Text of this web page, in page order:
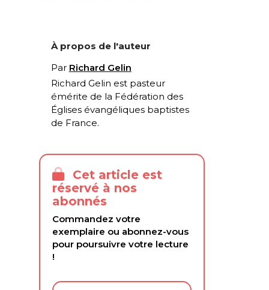
À propos de l'auteur
Par Richard Gelin
Richard Gelin est pasteur
émérite de la Fédération des
Églises évangéliques baptistes
de France.
Cet article est
réservé à nos
abonnés
Commandez votre
exemplaire ou abonnez-vous
pour poursuivre votre lecture
!